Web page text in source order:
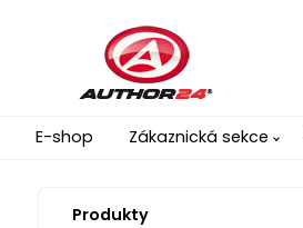
E-shop Zákaznická sekce
Produkty